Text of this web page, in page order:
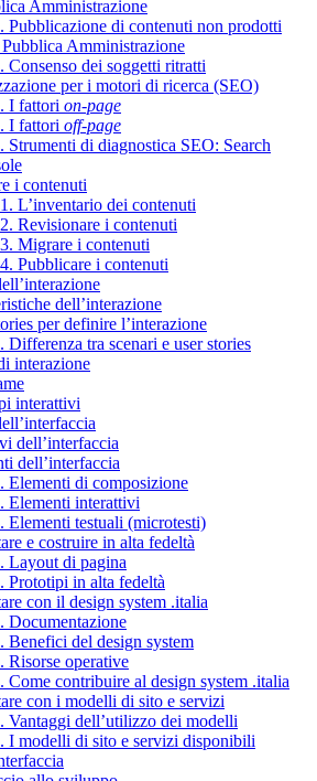
Amministrazione
Pubblicazione di contenuti non prodotti
Amministrazione
Consenso dei soggetti ritratti
per i motori di ricerca (SEO)
I fattori on-page
I fattori off-page
Strumenti di diagnostica SEO: Search
i contenuti
L’inventario dei contenuti
Revisionare i contenuti
Migrare i contenuti
Pubblicare i contenuti
dell’interazione
per definire l’interazione
Differenza tra scenari e user stories
interazione
interattivi
dell’interfaccia
dell’interfaccia
Elementi di composizione
Elementi interattivi
Elementi testuali (microtesti)
e costruire in alta fedeltà
Layout di pagina
Prototipi in alta fedeltà
con il design system .italia
Documentazione
Benefici del design system
Risorse operative
Come contribuire al design system .italia
con i modelli di sito e servizi
Vantaggi dell’utilizzo dei modelli
I modelli di sito e servizi disponibili